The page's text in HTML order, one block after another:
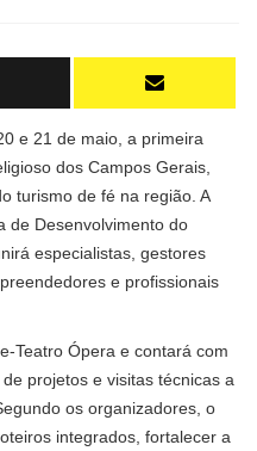
e 21 de maio, a primeira
dos Campos Gerais,
turismo de fé na região. A
de Desenvolvimento do
especialistas, gestores
e profissionais
Teatro Ópera e contará com
projetos e visitas técnicas a
os organizadores, o
integrados, fortalecer a